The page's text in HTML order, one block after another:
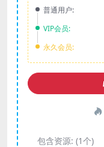
普通用户:
VIP会员:
永久会员:
包含资源: (1个)